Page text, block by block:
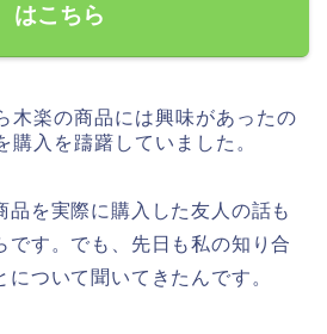
はこちら
木楽の商品には興味があったの
購入を躊躇していました。
品を実際に購入した友人の話も
です。でも、先日も私の知り合
ついて聞いてきたんです。